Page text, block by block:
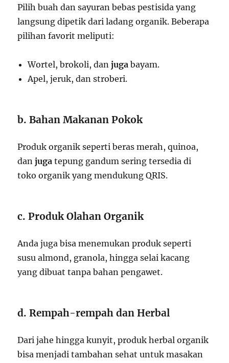
Pilih buah dan sayuran bebas pestisida yang
langsung dipetik dari ladang organik. Beberapa
pilihan favorit meliputi:
Wortel, brokoli, danjuga bayam.
Apel, jeruk, dan stroberi.
b. Bahan Makanan Pokok
Produk organik seperti beras merah, quinoa,
danjugatepung gandum sering tersedia di
toko organik yang mendukung QRIS.
c. Produk Olahan Organik
Anda juga bisa menemukan produk seperti
susu almond, granola, hingga selai kacang
yang dibuat tanpa bahan pengawet.
d. Rempah-rempah dan Herbal
Dari jahe hingga kunyit, produk herbal organik
bisa menjadi tambahan sehat untuk masakan